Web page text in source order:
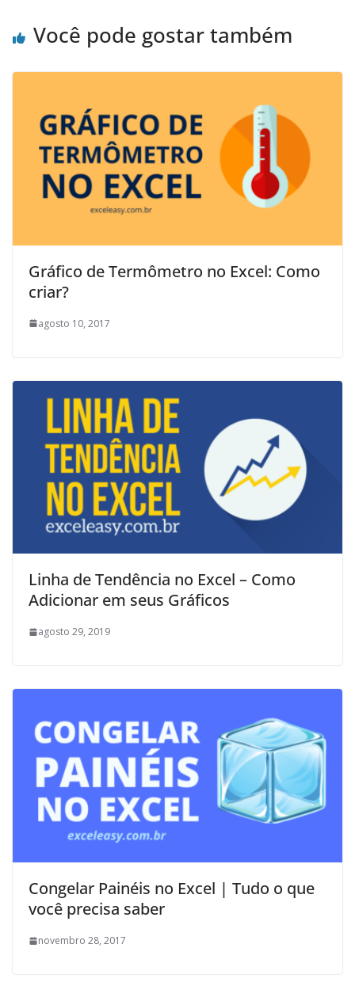
Você pode gostar também
Gráfico de Termômetro no Excel: Como
criar?
agosto 10, 2017
Linha de Tendência no Excel – Como
Adicionar em seus Gráficos
agosto 29, 2019
Congelar Painéis no Excel | Tudo o que
você precisa saber
novembro 28, 2017